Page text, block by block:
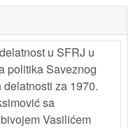
u SFRJ u
politika Saveznog
za 1970.
sa
Vasilićem